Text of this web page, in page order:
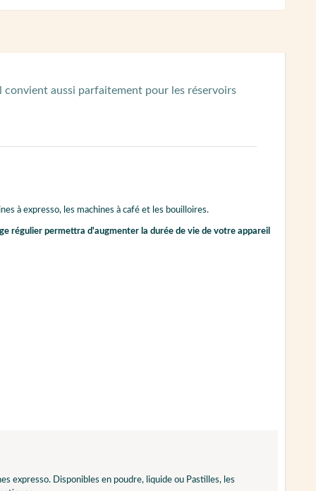
aussi parfaitement pour les réservoirs
à expresso, les machines à café et les bouilloires.
régulier permettra d'augmenter la durée de vie de votre appareil
expresso. Disponibles en poudre, liquide ou Pastilles, les